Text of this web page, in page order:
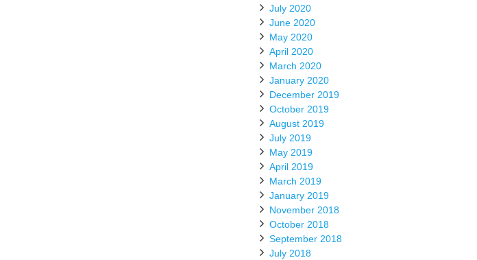
July 2020
June 2020
May 2020
April 2020
March 2020
January 2020
December 2019
October 2019
August 2019
July 2019
May 2019
April 2019
March 2019
January 2019
November 2018
October 2018
September 2018
July 2018